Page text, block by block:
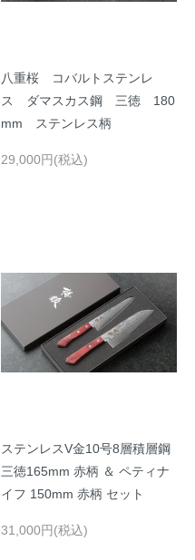
八重桜 コバルトステンレ
ス ダマスカス鋼 三徳 180
mm ステンレス柄
29,000円(税込)
ステンレスV金10号8層積層鋼
三徳165mm 赤柄 ＆ ペティナ
イフ 150mm 赤柄 セット
31,000円(税込)